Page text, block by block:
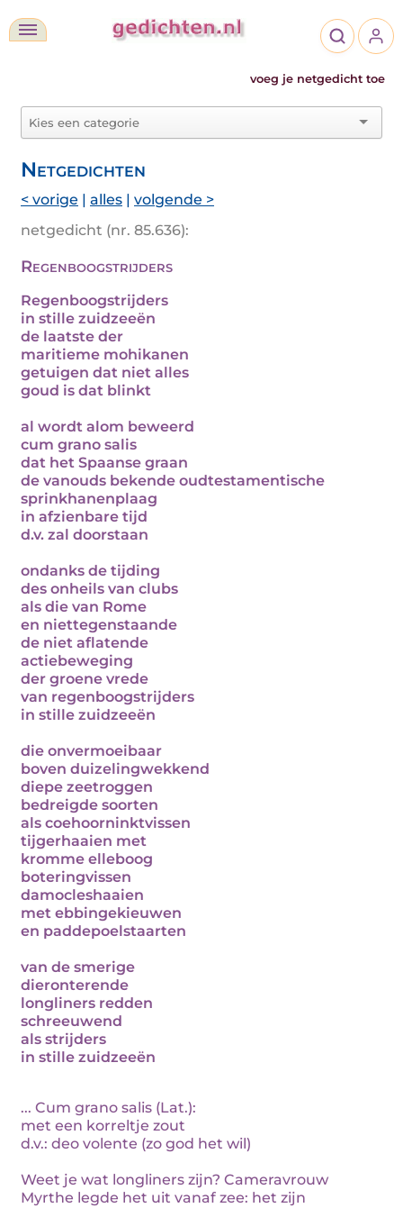
voeg je netgedicht toe
Netgedichten
< vorige | alles | volgende >
netgedicht (nr. 85.636):
Regenboogstrijders
Regenboogstrijders
in stille zuidzeeën
de laatste der
maritieme mohikanen
getuigen dat niet alles
goud is dat blinkt
al wordt alom beweerd
cum grano salis
dat het Spaanse graan
de vanouds bekende oudtestamentische
sprinkhanenplaag
in afzienbare tijd
d.v. zal doorstaan
ondanks de tijding
des onheils van clubs
als die van Rome
en niettegenstaande
de niet aflatende
actiebeweging
der groene vrede
van regenboogstrijders
in stille zuidzeeën
die onvermoeibaar
boven duizelingwekkend
diepe zeetroggen
bedreigde soorten
als coehoorninktvissen
tijgerhaaien met
kromme elleboog
boteringvissen
damocleshaaien
met ebbingekieuwen
en paddepoelstaarten
van de smerige
dieronterende
longliners redden
schreeuwend
als strijders
in stille zuidzeeën
... Cum grano salis (Lat.):
met een korreltje zout
d.v.: deo volente (zo god het wil)
Weet je wat longliners zijn? Cameravrouw
Myrthe legde het uit vanaf zee: het zijn